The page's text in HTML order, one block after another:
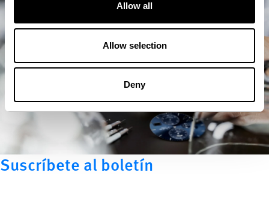
Allow all
Allow selection
Deny
Suscríbete al boletín